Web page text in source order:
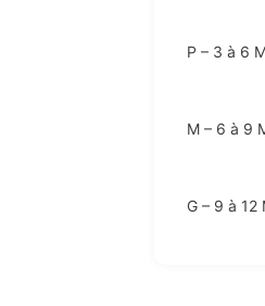
P – 3 à 6
M – 6 à 9
G – 9 à 12